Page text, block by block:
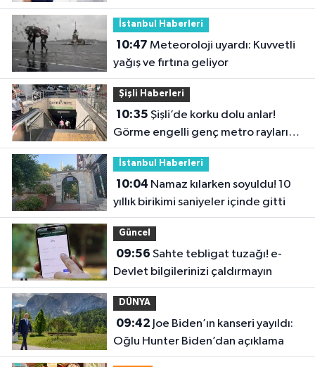
İstanbul Haberleri
10:47
yağış ve fırtına geliyor
Şişli Haberleri
10:35
Görme engelli genç metro raylarına
düştü
İstanbul Haberleri
10:04
yıllık birikimi saniyeler içinde gitti
Güncel
09:56
Devlet bilgilerinizi çaldırmayın
DÜNYA
09:42
Oğlu Hunter Biden’dan açıklama